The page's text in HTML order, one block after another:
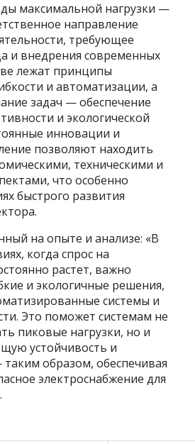
максимальной нагрузки —
направление
требующее
и внедрения современных
лежат принципы
и автоматизации, а
задач — обеспечение
и экологической
инновации и
позволяют находить
техническими и
что особенно
быстрого развития
на опыте и анализе: «В
когда спрос на
растет, важно
и экологичные решения,
системы и
Это поможет системам не
пиковые нагрузки, но и
устойчивость и
образом, обеспечивая
электроснабжение для